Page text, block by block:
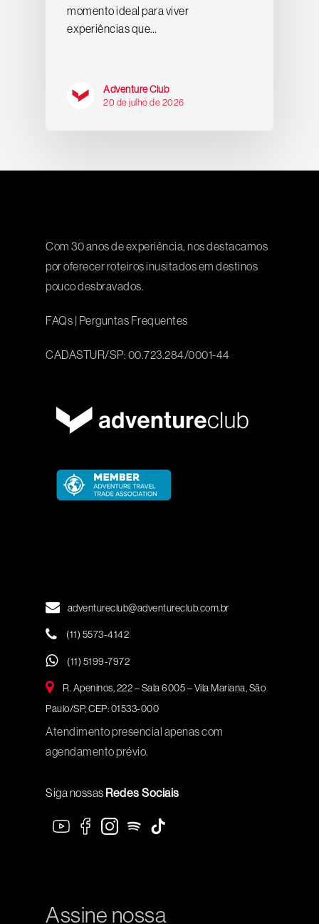
momento ideal para viver
experiências que…
Adventure Club
20 de julho de 2026
Com 30 anos de experiência, nos destacamos
por oferecer roteiros inusitados em destinos
pouco desbravados.
FAQs | Perguntas Frequentes
CADASTUR/SP: 00.723.284/0001-44
adventureclub@adventureclub.com.br
(11) 5573-4142
(11) 5199-7972
R. Apeninos, 222 – Sala 6005 – Vila Mariana, São
Paulo/SP, CEP: 01533-000
Atendimento presencial apenas com
agendamento prévio.
Siga nossas Redes Sociais
Assine nossa